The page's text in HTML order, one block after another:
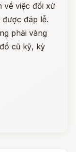
về việc đối xử
đáp lễ.
phải vàng
cũ kỹ, kỳ